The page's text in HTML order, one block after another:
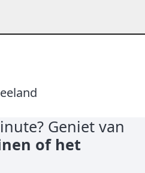
Geniet van
of het